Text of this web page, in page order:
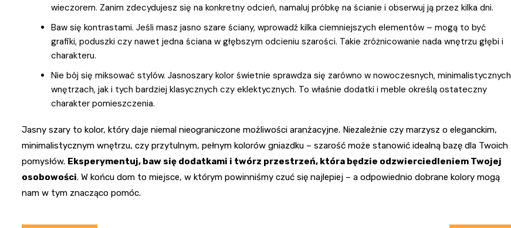
wieczorem. Zanim zdecydujesz się na konkretny odcień, namaluj próbkę na ścianie i obserwuj ją przez kilka dni.
Baw się kontrastami. Jeśli masz jasno szare ściany, wprowadź kilka ciemniejszych elementów – mogą to być
grafiki, poduszki czy nawet jedna ściana w głębszym odcieniu szarości. Takie zróżnicowanie nada wnętrzu głębi i
charakteru.
Nie bój się miksować stylów. Jasnoszary kolor świetnie sprawdza się zarówno w nowoczesnych, minimalistycznych
wnętrzach, jak i tych bardziej klasycznych czy eklektycznych. To właśnie dodatki i meble określą ostateczny
charakter pomieszczenia.
Jasny szary to kolor, który daje niemal nieograniczone możliwości aranżacyjne. Niezależnie czy marzysz o eleganckim,
minimalistycznym wnętrzu, czy przytulnym, pełnym kolorów gniazdku – szarość może stanowić idealną bazę dla Twoich
pomysłów. Eksperymentuj, baw się dodatkami i twórz przestrzeń, która będzie odzwierciedleniem Twojej
osobowości. W końcu dom to miejsce, w którym powinniśmy czuć się najlepiej – a odpowiednio dobrane kolory mogą
nam w tym znacząco pomóc.